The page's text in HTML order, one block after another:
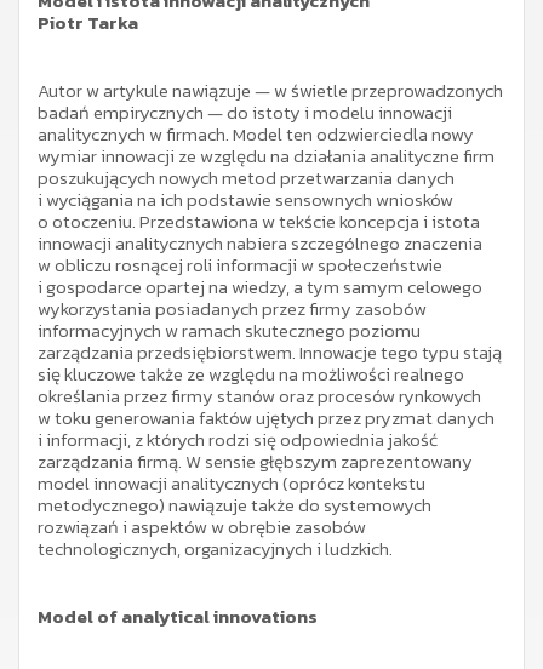
Piotr Tarka
Autor w artykule nawiązuje — w świetle przeprowadzonych
badań empirycznych — do istoty i modelu innowacji
analitycznych w firmach. Model ten odzwierciedla nowy
wymiar innowacji ze względu na działania analityczne firm
poszukujących nowych metod przetwarzania danych
i wyciągania na ich podstawie sensownych wniosków
o otoczeniu. Przedstawiona w tekście koncepcja i istota
innowacji analitycznych nabiera szczególnego znaczenia
w obliczu rosnącej roli informacji w społeczeństwie
i gospodarce opartej na wiedzy, a tym samym celowego
wykorzystania posiadanych przez firmy zasobów
informacyjnych w ramach skutecznego poziomu
zarządzania przedsiębiorstwem. Innowacje tego typu stają
się kluczowe także ze względu na możliwości realnego
określania przez firmy stanów oraz procesów rynkowych
w toku generowania faktów ujętych przez pryzmat danych
i informacji, z których rodzi się odpowiednia jakość
zarządzania firmą. W sensie głębszym zaprezentowany
model innowacji analitycznych (oprócz kontekstu
metodycznego) nawiązuje także do systemowych
rozwiązań i aspektów w obrębie zasobów
technologicznych, organizacyjnych i ludzkich.
Model of analytical innovations